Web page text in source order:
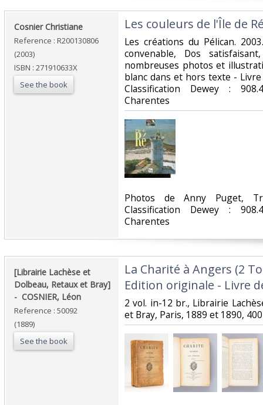
‎Cosnier Christiane‎
Reference : R200130806
(2003)
ISBN : 271910633X
See the book
‎Les couleurs de l'Île de
‎Les créations du Pélican.
convenable, Dos
nombreuses photos et
blanc dans et hors texte -
Classification Dewey :
Charentes‎
‎Photos de Anny Puget,
Classification Dewey :
Charentes‎
‎[Librairie Lachèse et
Dolbeau, Retaux et Bray]
- ‎ ‎COSNIER, Léon‎
Reference : 50092
(1889)
See the book
‎La Charité à Angers (2
Edition originale - Livre
‎2 vol. in-12 br., Librairie
et Bray, Paris, 1889 et 1890,